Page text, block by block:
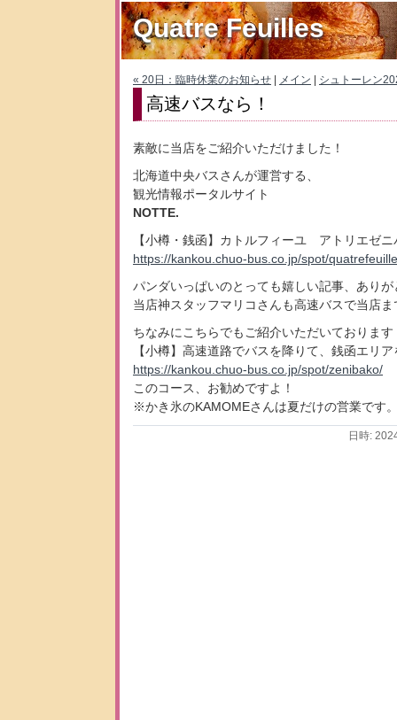
Quatre Feuilles
« 20日：臨時休業のお知らせ メイン シュトーレン
高速バスなら！
素敵に当店をご紹介いただけました！
北海道中央バスさんが運営する、
観光情報ポータルサイト
NOTTE.
【小樽・銭函】カトルフィーユ アトリエゼニ
https://kankou.chuo-bus.co.jp/spot/
パンダいっぱいのとっても嬉しい記事、あり
当店神スタッフマリコさんも高速バスで当店
ちなみにこちらでもご紹介いただいております
【小樽】高速道路でバスを降りて、銭函エリ
https://kankou.chuo-bus.co.jp/spot/zenibako/
このコース、お勧めですよ！
※かき氷のKAMOMEさんは夏だけの営業です
日時: